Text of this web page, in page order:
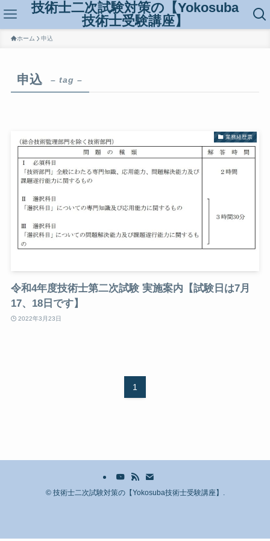
技術士二次試験対策の【Yokosuba
技術士受験講座】
ホーム 申込
申込 – tag –
業務経歴票
令和4年度技術士第二次試験 実施案内【試験日は7月
17、18日です】
2022年3月23日
1
©技術士二次試験対策の【Yokosuba技術士受験講座】.